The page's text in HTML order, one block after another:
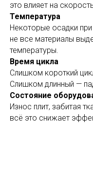
это влияет на
Температура
Некоторые осадки
не все материалы
температуры.
Время цикла
Слишком короткий
Слишком длинный —
Состояние
Износ плит, забитая
всё это снижает